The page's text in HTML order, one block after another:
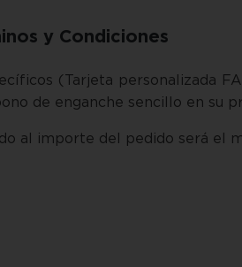
y Condiciones
(Tarjeta personalizada
de enganche sencillo en su
al importe del pedido será el